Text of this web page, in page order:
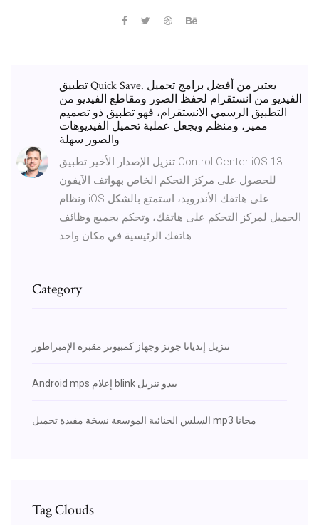
تطبيق Quick Save. يعتبر من أفضل برامج تحميل
الفيديو من انستقرام لحفظ الصور ومقاطع الفيديو من
التطبيق الرسمي الانستقرام، فهو تطبيق ذو تصميم
مميز، ومنظم ويجعل عملية تحميل الفيديوهات
والصور سهلة
تنزيل الإصدار الأخير تطبيق Control Center iOS 13
للحصول على مركز التحكم الخاص بهواتف الآيفون
ونظام iOS على هاتفك الأندرويد، استمتع بالشكل
الجميل لمركز التحكم على هاتفك، وتحكم بجميع وظائف
هاتفك الرئيسية في مكان واحد.
Category
تنزيل إنديانا جونز وجهاز كمبيوتر مقبرة الإمبراطور
Android mps إعلام blink يبدو تنزيل
السلس الجنائية الموسعة نسخة مفيدة تحميل mp3 مجانا
Tag Clouds